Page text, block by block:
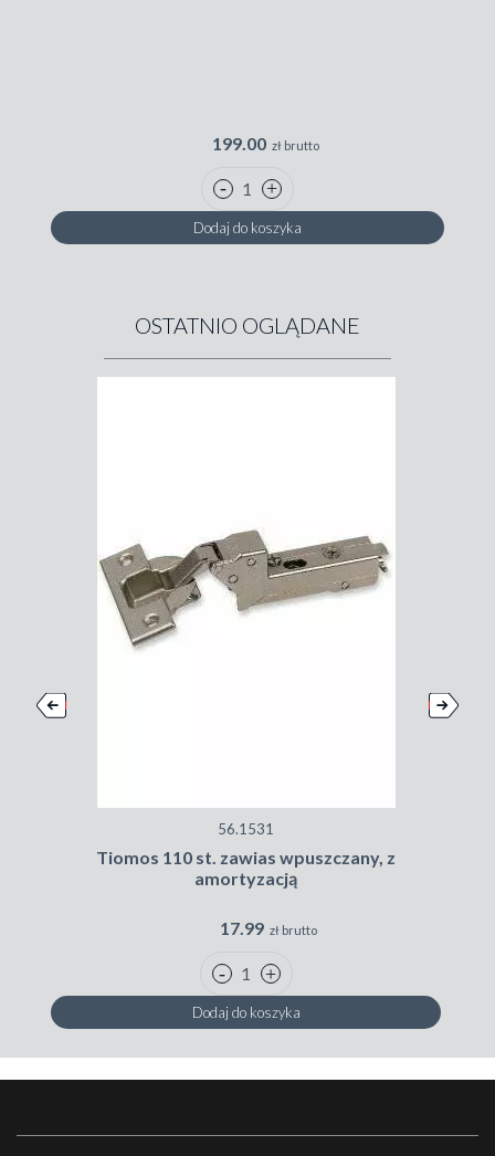
199.00 zł brutto
Dodaj do koszyka
OSTATNIO OGLĄDANE
56.1531
Tiomos 110 st. zawias wpuszczany, z
amortyzacją
17.99 zł brutto
Dodaj do koszyka